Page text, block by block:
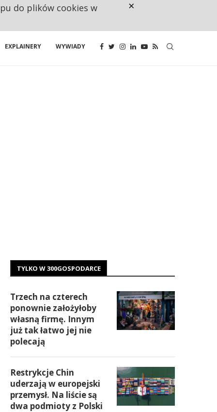
EXPLAINERY WYWIADY
TYLKO W 300GOSPODARCE
Trzech na czterech
ponownie założyłoby
własną firmę. Innym
już tak łatwo jej nie
polecają
Restrykcje Chin
uderzają w europejski
przemysł. Na liście są
dwa podmioty z Polski
do plików cookies w ×